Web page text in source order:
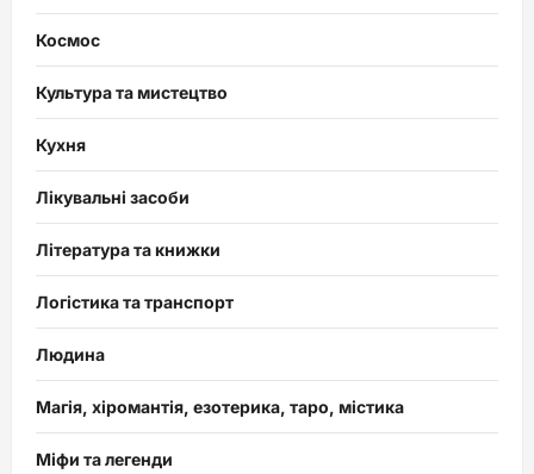
Космос
Культура та мистецтво
Кухня
Лікувальні засоби
Література та книжки
Логістика та транспорт
Людина
Магія, хіромантія, езотерика, таро, містика
Міфи та легенди